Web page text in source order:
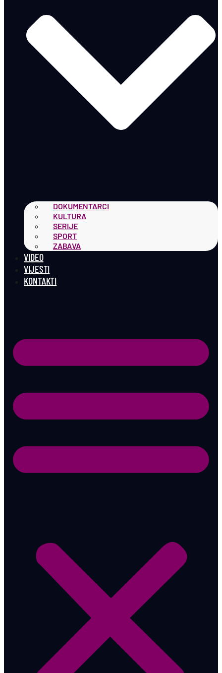
DOKUMENTARCI
KULTURA
SERIJE
SPORT
ZABAVA
VIDEO
VIJESTI
KONTAKTI